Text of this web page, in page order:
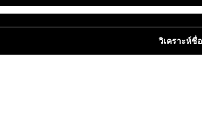
วิเคราะห์ชื่